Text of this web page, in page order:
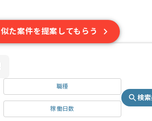
似た案件を提案してもらう
職種
稼働日数
検